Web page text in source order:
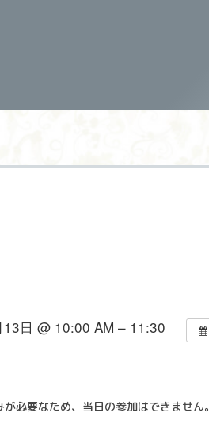
日 @ 10:00 AM – 11:30
必要なため、当日の参加はできません。